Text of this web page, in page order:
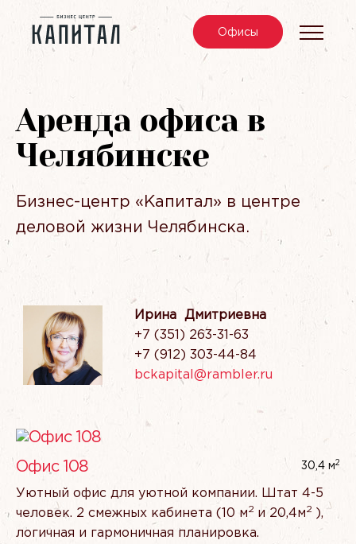
Офисы
Аренда офиса в
Челябинске
Бизнес-центр «Капитал» в центре
деловой жизни Челябинска.
Ирина Дмитриевна
+7 (351) 263-31-63
‭‭+7 (912) 303-44-84‬
bckapital@rambler.ru
Офис 108 30,4 м2
Уютный офис для уютной компании. Штат 4-5
человек. 2 смежных кабинета (10 м2 и 20,4м2
),
логичная и гармоничная планировка.